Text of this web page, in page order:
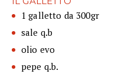
1 galletto da 300gr
sale q.b
olio evo
pepe q.b.